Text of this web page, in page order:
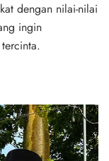
dengan nilai-nilai
ingin